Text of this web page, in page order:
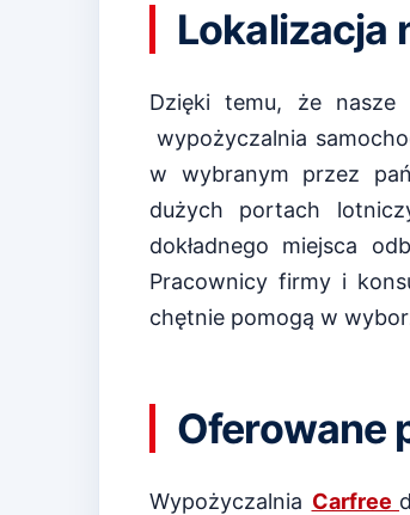
Lokalizacja
Dzięki temu, że nasze
wypożyczalnia
w wybranym przez
dużych portach
dokładnego miejsca
Pracownicy firmy i
chętnie pomogą w
Oferowane
Wypożyczalnia Carfree